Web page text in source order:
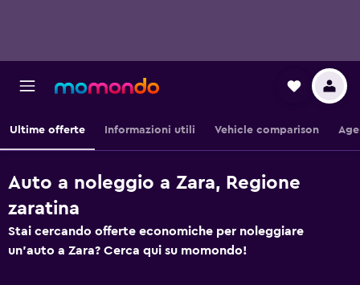
Ultime offerte Informazioni utili Vehicle comparison
Auto a noleggio a Zara, Regione
zaratina
Stai cercando offerte economiche per noleggiare
un'auto a Zara? Cerca qui su momondo!